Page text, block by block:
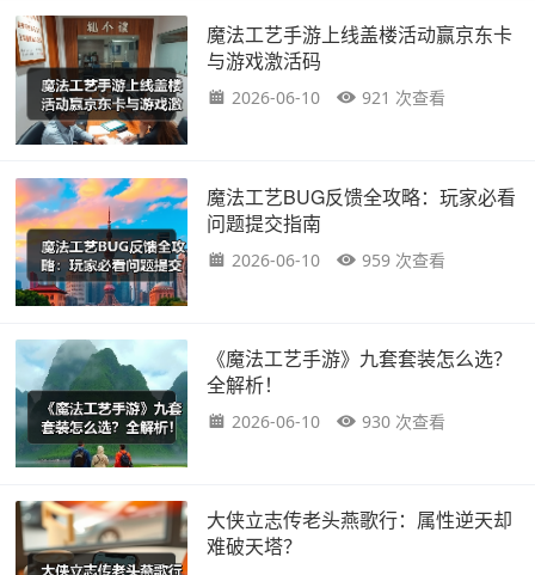
魔法工艺手游上线盖楼活动赢京东卡
与游戏激活码
2026-06-10 921 次查看
魔法工艺BUG反馈全攻略：玩家必看
问题提交指南
2026-06-10 959 次查看
《魔法工艺手游》九套套装怎么选？
全解析！
2026-06-10 930 次查看
大侠立志传老头燕歌行：属性逆天却
难破天塔？